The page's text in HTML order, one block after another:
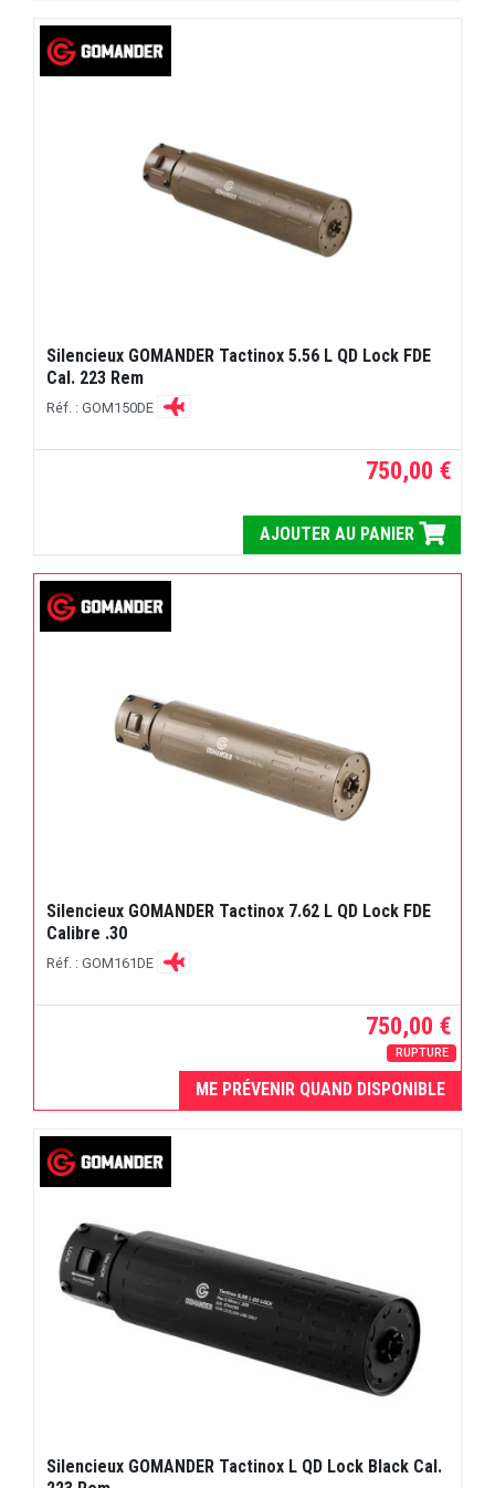
Silencieux GOMANDER Tactinox 5.56 L QD Lock FDE
Cal. 223 Rem
Réf. : GOM150DE
750,00 €
AJOUTER AU PANIER
Silencieux GOMANDER Tactinox 7.62 L QD Lock FDE
Calibre .30
Réf. : GOM161DE
750,00 €
RUPTURE
ME PRÉVENIR QUAND DISPONIBLE
Silencieux GOMANDER Tactinox L QD Lock Black Cal.